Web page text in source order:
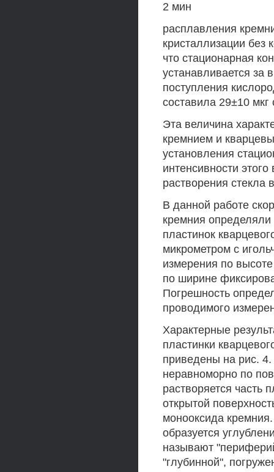
2 мин
расплавления
кристаллизации без
что стационарная
устанавливается
поступления
составила 29±10
Эта величина
кремнием и
установления
интенсивности
растворения стекла
В данной работе
кремния
пластинок
микрометром с
измерения по
по ширине
Погрешность
проводимого
Характерные
пластинки
приведены на рис. 4.
неравноморно по
растворяется часть
открытой
монооксида
образуется
называют
"глубинной",